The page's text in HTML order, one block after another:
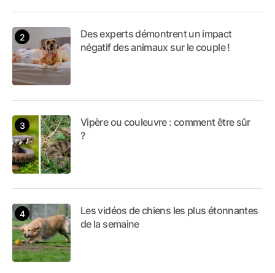
Des experts démontrent un impact
négatif des animaux sur le couple !
Vipère ou couleuvre : comment être sûr
?
Les vidéos de chiens les plus étonnantes
de la semaine